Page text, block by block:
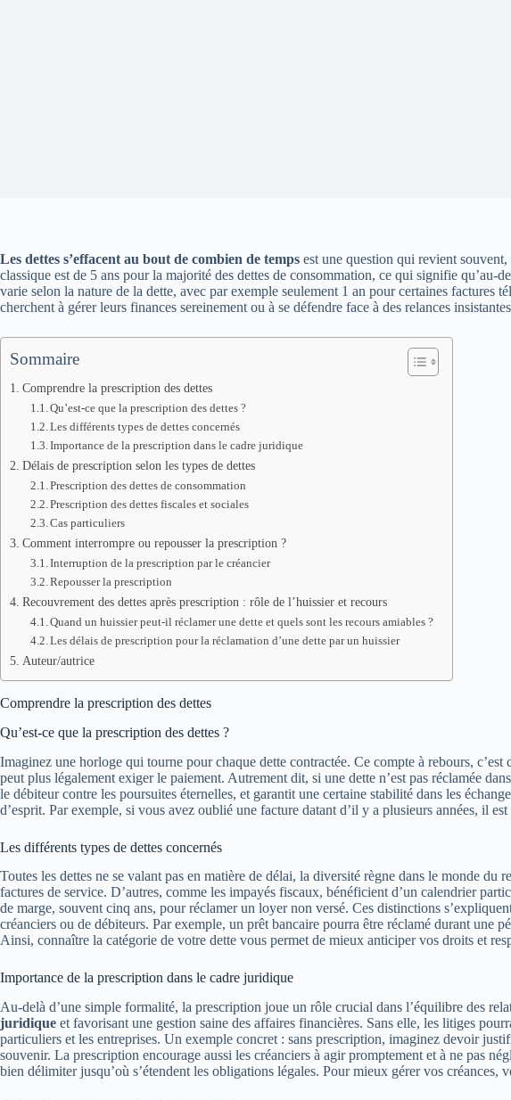
Les dettes s’effacent au bout de combien de temps est une question qui revient
classique est de 5 ans pour la majorité des dettes de consommation, ce qui signifie
varie selon la nature de la dette, avec par exemple seulement 1 an pour certaines
cherchent à gérer leurs finances sereinement ou à se défendre face à des relances
Sommaire
Comprendre la prescription des dettes
Qu’est-ce que la prescription des dettes ?
Les différents types de dettes concernés
Importance de la prescription dans le cadre juridique
Délais de prescription selon les types de dettes
Prescription des dettes de consommation
Prescription des dettes fiscales et sociales
Cas particuliers
Comment interrompre ou repousser la prescription ?
Interruption de la prescription par le créancier
Repousser la prescription
Recouvrement des dettes après prescription : rôle de l’huissier et recours
Quand un huissier peut-il réclamer une dette et quels sont les recours amiables ?
Les délais de prescription pour la réclamation d’une dette par un huissier
Auteur/autrice
Comprendre la prescription des dettes
Qu’est-ce que la prescription des dettes ?
Imaginez une horloge qui tourne pour chaque dette contractée. Ce compte à rebours, c’est
peut plus légalement exiger le paiement. Autrement dit, si une dette n’est pas réclamée
le débiteur contre les poursuites éternelles, et garantit une certaine stabilité dans les
d’esprit. Par exemple, si vous avez oublié une facture datant d’il y a plusieurs années, il
Les différents types de dettes concernés
Toutes les dettes ne se valant pas en matière de délai, la diversité règne dans le monde
factures de service. D’autres, comme les impayés fiscaux, bénéficient d’un calendrier
de marge, souvent cinq ans, pour réclamer un loyer non versé. Ces distinctions
créanciers ou de débiteurs. Par exemple, un prêt bancaire pourra être réclamé durant une
Ainsi, connaître la catégorie de votre dette vous permet de mieux anticiper vos droits et
Importance de la prescription dans le cadre juridique
Au-delà d’une simple formalité, la prescription joue un rôle crucial dans l’équilibre des
juridique et favorisant une gestion saine des affaires financières. Sans elle, les litiges
particuliers et les entreprises. Un exemple concret : sans prescription, imaginez devoir
souvenir. La prescription encourage aussi les créanciers à agir promptement et à ne pas
bien délimiter jusqu’où s’étendent les obligations légales. Pour mieux gérer vos créances,